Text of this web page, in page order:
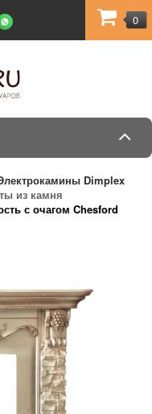
0
Dimplex
из камня
с очагом Chesford